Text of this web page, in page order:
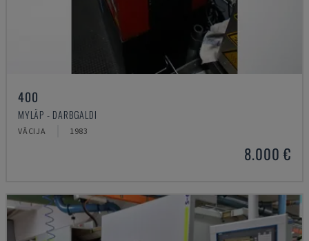
400
MYLÄP - DARBGALDI
VĀCIJA 1983
8.000 €